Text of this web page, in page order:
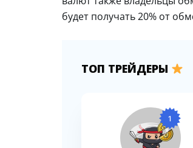
будет получать 20% от
ТОП ТРЕЙДЕРЫ
1